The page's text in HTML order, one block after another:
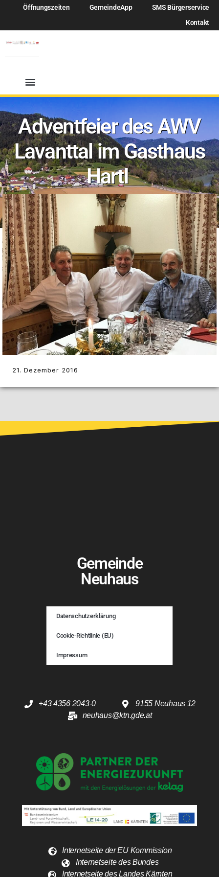
Öffnungszeiten GemeindeApp
SMS Bürgerservice
Kontakt
Adventfeier des AWV
Lavanttal im Gasthaus
Hartl
21. Dezember 2016
Gemeinde
Neuhaus
Datenschutzerklärung
Cookie-Richtlinie (EU)
Impressum
+43 4356 2043-0
9155 Neuhaus 12
neuhaus@ktn.gde.at
Internetseite der EU Kommission
Internetseite des Bundes
Internetseite des Landes Kärnten